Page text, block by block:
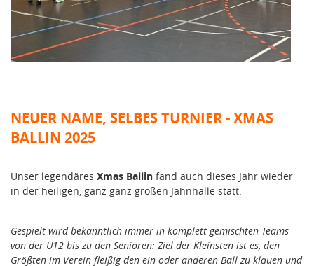
NEUER NAME, SELBES TURNIER - XMAS
BALLIN 2025
Unser legendäres Xmas Ballin fand auch dieses Jahr wieder
in der heiligen, ganz ganz großen Jahnhalle statt.
Gespielt wird bekanntlich immer in komplett gemischten Teams
von der U12 bis zu den Senioren: Ziel der Kleinsten ist es, den
Größten im Verein fleißig den ein oder anderen Ball zu klauen und